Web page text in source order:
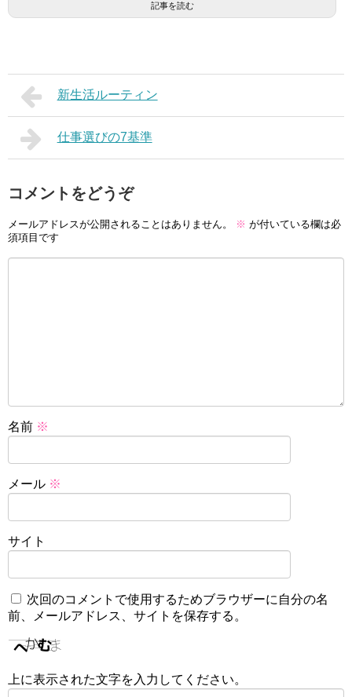
記事を読む
新生活ルーティン
仕事選びの7基準
コメントをどうぞ
メールアドレスが公開されることはありません。 ※ が付いている欄は必
須項目です
名前 ※
メール ※
サイト
次回のコメントで使用するためブラウザーに自分の名
前、メールアドレス、サイトを保存する。
上に表示された文字を入力してください。